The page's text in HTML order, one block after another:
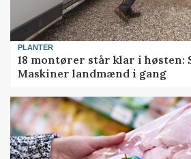
PLANTER
18 montører står klar i høsten:
Maskiner landmænd i gang